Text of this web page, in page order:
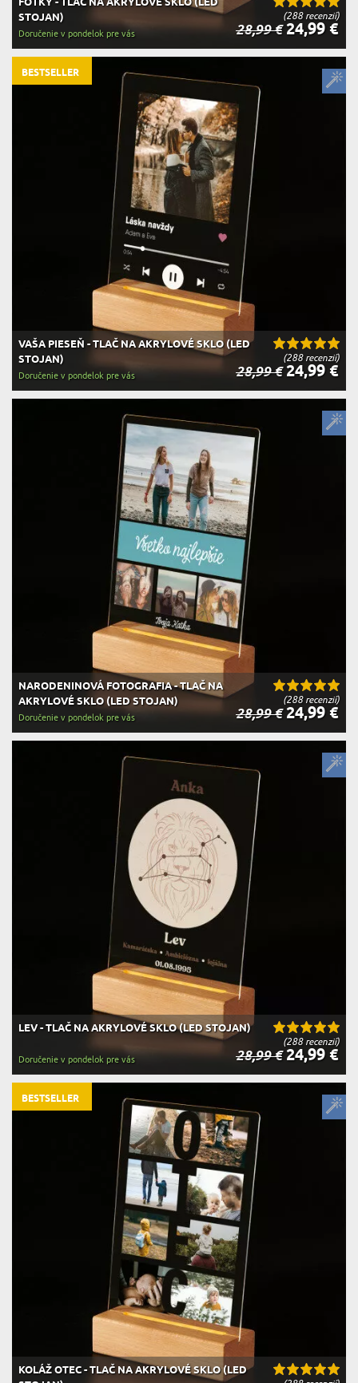
(288 recenzií)
STOJAN)
28,99 €24,99 €
Doručenie v pondelok pre vás
(288 recenzií)
VAŠA PIESEŇ - TLAČ NA AKRYLOVÉ SKLO (LED
STOJAN)
28,99 €24,99 €
Doručenie v pondelok pre vás
BESTSELLER
(288 recenzií)
NARODENINOVÁ FOTOGRAFIA - TLAČ NA
AKRYLOVÉ SKLO (LED STOJAN)
28,99 €24,99 €
Doručenie v pondelok pre vás
(288 recenzií)
LEV - TLAČ NA AKRYLOVÉ SKLO (LED STOJAN)
28,99 €24,99 €
Doručenie v pondelok pre vás
KOLÁŽ OTEC - TLAČ NA AKRYLOVÉ SKLO (LED
BESTSELLER